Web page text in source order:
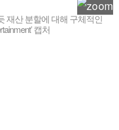
재산 분할에 대해 구체적인
캡처